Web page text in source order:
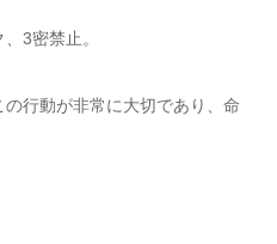
3密禁止。
行動が非常に大切であり、命